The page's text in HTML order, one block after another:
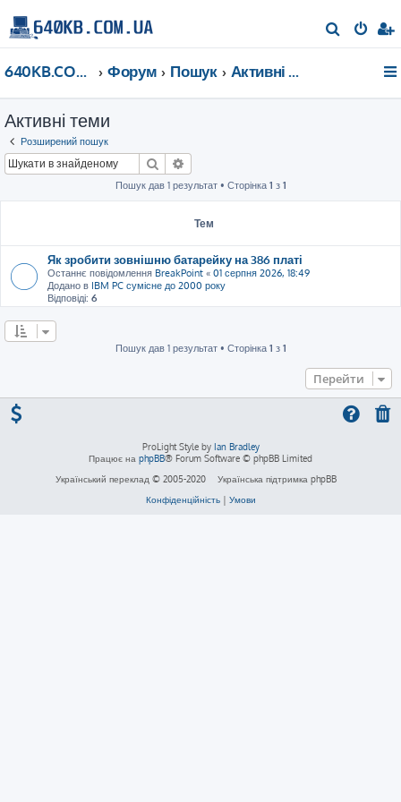
о
640KB.COM.UA Форум Пошук Активні теми
Активні теми
Розширений пошук
Пошук
Пошук дав 1 результат • Сторінка 1 з 1
Тем
Як зробити зовнішню батарейку на 386 платі
Останнє повідомлення BreakPoint « 01 серпня 2026, 18:49
Додано в IBM PC сумісне до 2000 року
Відповіді: 6
Пошук дав 1 результат • Сторінка 1 з 1
Перейти
ProLight Style by Ian Bradley
Працює на phpBB® Forum Software © phpBB Limited
Український переклад © 2005-2020
Українська підтримка phpBB
Конфіденційність| Умови